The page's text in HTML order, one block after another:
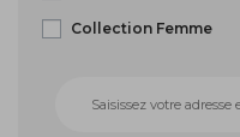
Collection Femme